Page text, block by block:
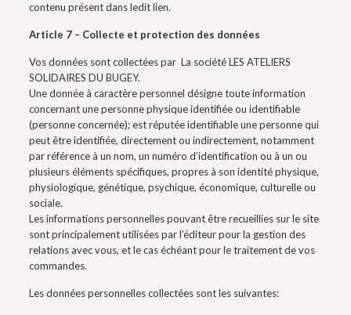
contenu présent dans ledit lien.
Article 7 – Collecte et protection des données
Vos données sont collectées par La société LES ATELIERS
SOLIDAIRES DU BUGEY.
Une donnée à caractère personnel désigne toute information
concernant une personne physique identifiée ou identifiable
(personne concernée); est réputée identifiable une personne qui
peut être identifiée, directement ou indirectement, notamment
par référence à un nom, un numéro d’identification ou à un ou
plusieurs éléments spécifiques, propres à son identité physique,
physiologique, génétique, psychique, économique, culturelle ou
sociale.
Les informations personnelles pouvant être recueillies sur le site
sont principalement utilisées par l’éditeur pour la gestion des
relations avec vous, et le cas échéant pour le traitement de vos
commandes.
Les données personnelles collectées sont les suivantes: